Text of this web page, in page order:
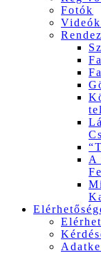
Fotók
Videók
A